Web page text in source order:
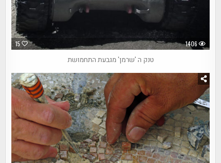
15 1406
טנק ה 'שרמן' מגבעת התחמושת